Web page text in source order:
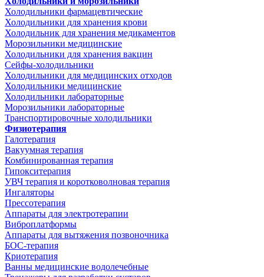
Холодильники фармацевтические
Холодильники для хранения крови
Холодильник для хранения медикаментов
Морозильники медицинские
Холодильники для хранения вакцин
Сейфы-холодильники
Холодильники для медицинских отходов
Холодильники медицинские
Холодильники лабораторные
Морозильники лабораторные
Транспортировочные холодильники
Физиотерапия
Галотерапия
Вакуумная терапия
Комбинированная терапия
Гипокситерапия
УВЧ терапия и коротковолновая терапия
Ингаляторы
Прессотерапия
Аппараты для электротерапии
Виброплатформы
Аппараты для вытяжения позвоночника
БОС-терапия
Криотерапия
Ванны медицинские водолечебные